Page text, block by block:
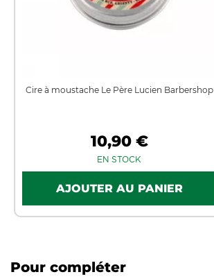
Cire à moustache Le Père Lucien Barbershop
10,90 €
EN STOCK
Pour compléter